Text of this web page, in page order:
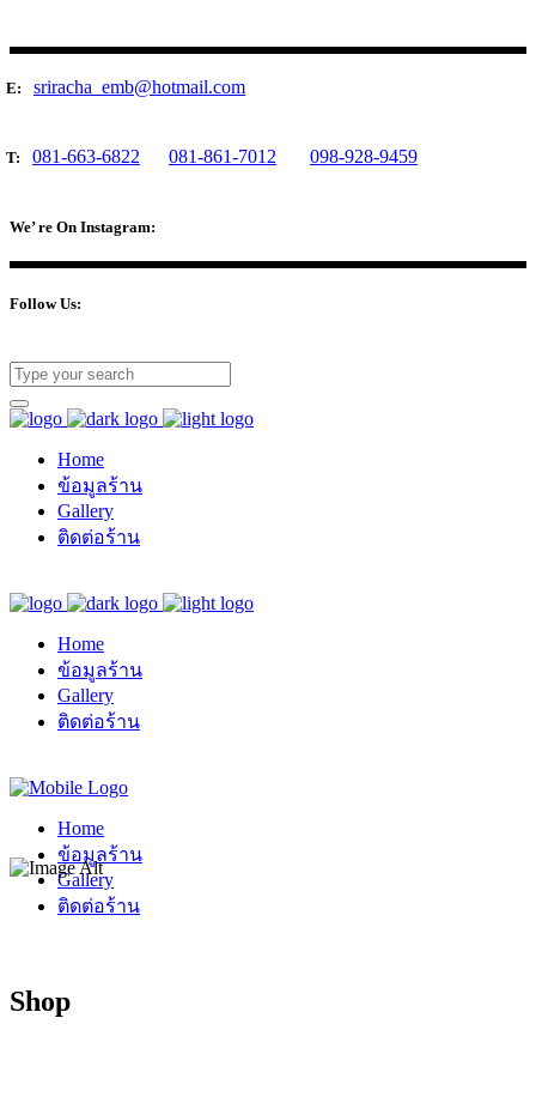
E: sriracha_emb@hotmail.com
T: 081-663-6822 081-861-7012 098-928-9459
We’ re On Instagram:
Follow Us:
Home
ข้อมูลร้าน
Gallery
ติดต่อร้าน
Home
ข้อมูลร้าน
Gallery
ติดต่อร้าน
Home
ข้อมูลร้าน
Gallery
ติดต่อร้าน
Shop